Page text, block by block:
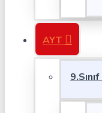
AYT
9.Sınıf